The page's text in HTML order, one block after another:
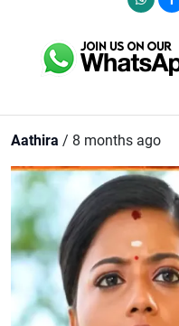
Aathira / 8 months ago